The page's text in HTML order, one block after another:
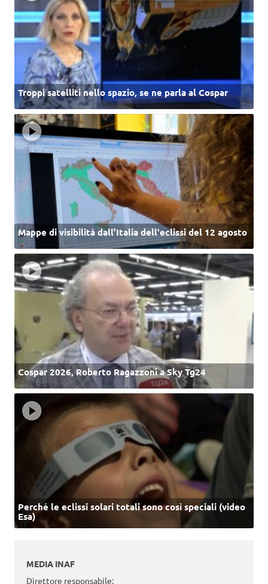
Troppi satelliti nello spazio, se ne parla al Cospar
Mappe di visibilità dall’Italia dell'eclissi del 12 agosto
Cospar 2026, Roberto Ragazzoni a Sky Tg24
Perché le eclissi solari totali sono così speciali (video
Esa)
MEDIA INAF
Direttore responsabile: